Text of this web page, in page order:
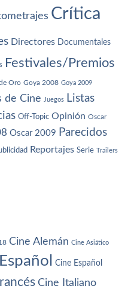
Crítica
Directores Documentales
Festivales/Premios
Oro Goya 2008 Goya 2009
de Cine Juegos Listas
Off-Topic Opinión Oscar
Oscar 2009 Parecidos
Reportajes Serie Trailers
Cine Alemán Cine Asiático
Cine Español
Cine Italiano